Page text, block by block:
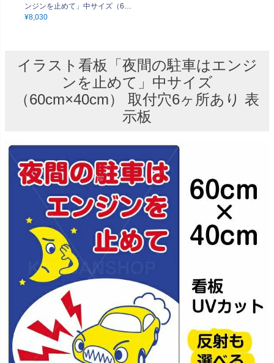
ンジンを止めて」中サイズ（60c
m×40cm） 取付穴6ヶ所あり 表
¥8,030
イラスト看板「夜間の駐車はエンジ
ンを止めて」中サイズ
（60cm×40cm） 取付穴6ヶ所あり 表
示板